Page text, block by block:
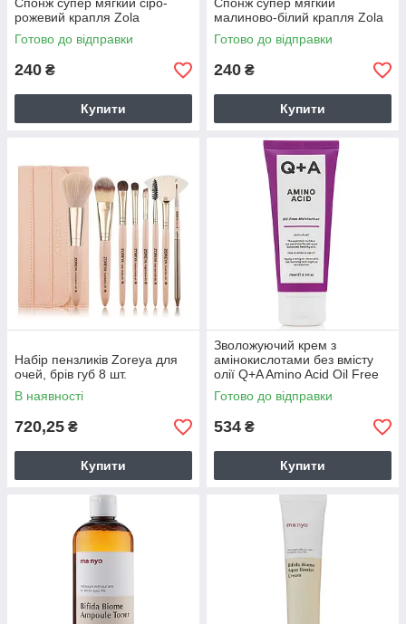
рожевий крапля Zola
Готово до відправки
240 ₴
Купити
малиново-білий крапля Zola
Готово до відправки
240 ₴
Купити
Набір пензликів Zoreya для
очей, брів губ 8 шт.
В наявності
720,25 ₴
Купити
Зволожуючий крем з
амінокислотами без вмісту
олії Q+A Amino Acid Oil Free
Moistuirised 75 мл
Готово до відправки
534 ₴
Купити